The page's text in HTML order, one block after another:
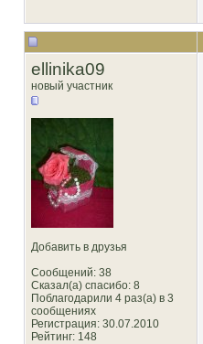
ellinika09
новый участник
Добавить в друзья
Сообщений: 38
Сказал(а) спасибо: 8
Поблагодарили 4 раз(а) в 3
сообщениях
Регистрация: 30.07.2010
Рейтинг: 148